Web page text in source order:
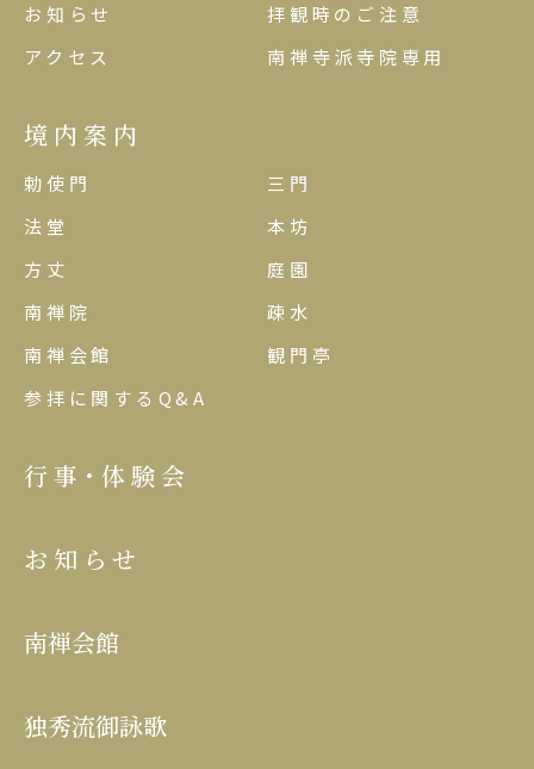
お知らせ
拝観時のご注意
アクセス
南禅寺派寺院専用
境内案内
勅使門
三門
法堂
本坊
方丈
庭園
南禅院
疎水
南禅会館
観門亭
参拝に関するQ&A
行事･体験会
お知らせ
南禅会館
独秀流御詠歌